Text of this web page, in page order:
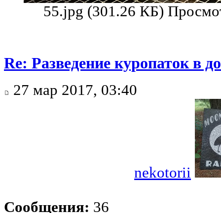
55.jpg (301.26 КБ)
Re: Разведение куропаток в
27 мар 2017, 03:40
nekotorii
Сообщения: 36